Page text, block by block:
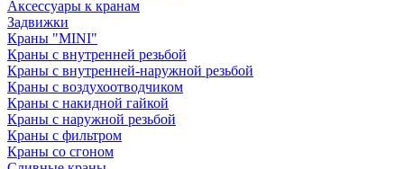
Аксессуары к кранам
Задвижки
Краны "MINI"
Краны с внутренней резьбой
Краны с внутренней-наружной резьбой
Краны с воздухоотводчиком
Краны с накидной гайкой
Краны с наружной резьбой
Краны с фильтром
Краны со сгоном